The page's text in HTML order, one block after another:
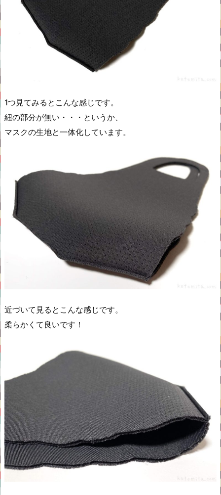
1つ見てみるとこんな感じです。
紐の部分が無い・・・というか、
マスクの生地と一体化しています。
近づいて見るとこんな感じです。
柔らかくて良いです！